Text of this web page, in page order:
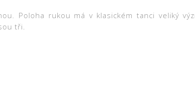
Poloha rukou má v klasickém tanci veliký
tři.